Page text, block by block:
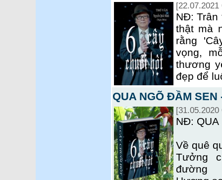
[22.07.2021
NĐ: Trân
thật mà
rằng
vọng,
thương
đẹp để
QUA NGÕ ĐẦM
[31.05.2020
NĐ: QUA
Về quê
Tưởng
đường